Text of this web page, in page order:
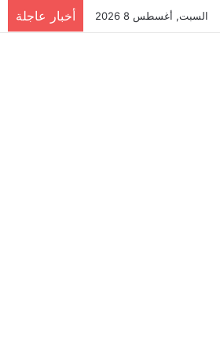
السبت, أغسطس 8 2026 أخبار عاجلة